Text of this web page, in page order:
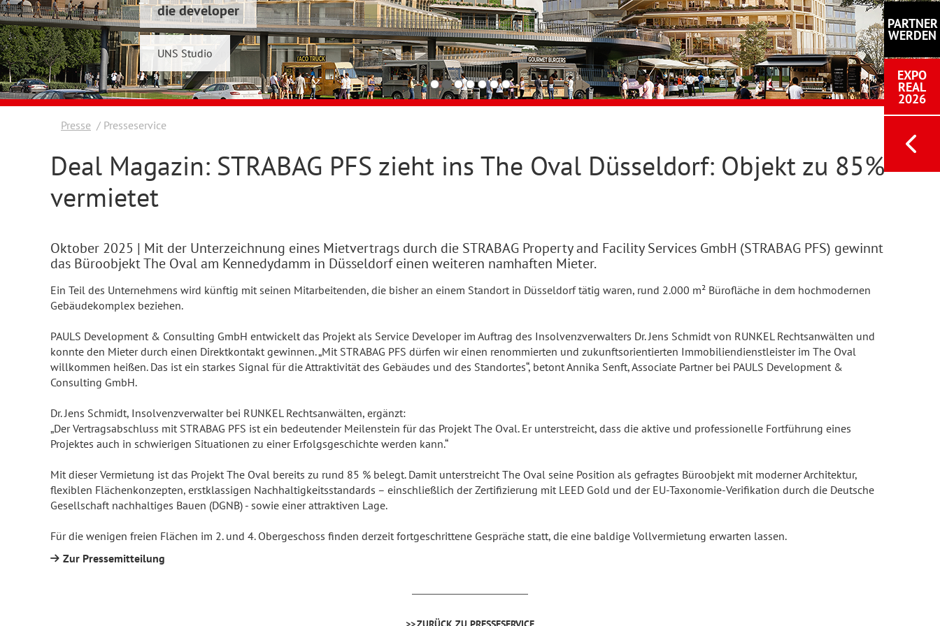
PARTNER
WERDEN
EXPO
REAL
2026
die developer
UNS Studio
Schwelmer7 GmbH
Konrad & Wennemar
Presse Presseservice
Deal Magazin: STRABAG PFS zieht ins The Oval Düsseldorf: Objekt zu 85%
vermietet
Oktober 2025 | Mit der Unterzeichnung eines Mietvertrags durch die STRABAG Property and Facility Services GmbH (STRABAG PFS) gewinnt
das Büroobjekt The Oval am Kennedydamm in Düsseldorf einen weiteren namhaften Mieter.
Ein Teil des Unternehmens wird künftig mit seinen Mitarbeitenden, die bisher an einem Standort in Düsseldorf tätig waren, rund 2.000 m² Bürofläche in dem hochmodernen
Gebäudekomplex beziehen.
PAULS Development & Consulting GmbH entwickelt das Projekt als Service Developer im Auftrag des Insolvenzverwalters Dr. Jens Schmidt von RUNKEL Rechtsanwälten und
konnte den Mieter durch einen Direktkontakt gewinnen. „Mit STRABAG PFS dürfen wir einen renommierten und zukunftsorientierten Immobiliendienstleister im The Oval
willkommen heißen. Das ist ein starkes Signal für die Attraktivität des Gebäudes und des Standortes“, betont Annika Senft, Associate Partner bei PAULS Development &
Consulting GmbH.
Dr. Jens Schmidt, Insolvenzverwalter bei RUNKEL Rechtsanwälten, ergänzt:
„Der Vertragsabschluss mit STRABAG PFS ist ein bedeutender Meilenstein für das Projekt The Oval. Er unterstreicht, dass die aktive und professionelle Fortführung eines
Projektes auch in schwierigen Situationen zu einer Erfolgsgeschichte werden kann.“
Mit dieser Vermietung ist das Projekt The Oval bereits zu rund 85 % belegt. Damit unterstreicht The Oval seine Position als gefragtes Büroobjekt mit moderner Architektur,
flexiblen Flächenkonzepten, erstklassigen Nachhaltigkeitsstandards – einschließlich der Zertifizierung mit LEED Gold und der EU-Taxonomie-Verifikation durch die Deutsche
Gesellschaft nachhaltiges Bauen (DGNB) - sowie einer attraktiven Lage.
Für die wenigen freien Flächen im 2. und 4. Obergeschoss finden derzeit fortgeschrittene Gespräche statt, die eine baldige Vollvermietung erwarten lassen.
Zur Pressemitteilung